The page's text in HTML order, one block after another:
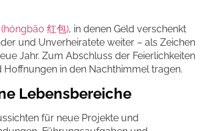
红包), in denen Geld verschenkt
und Unverheiratete weiter – als Zeichen
Jahr. Zum Abschluss der Feierlichkeiten
in den Nachthimmel tragen.
Lebensbereiche
für neue Projekte und